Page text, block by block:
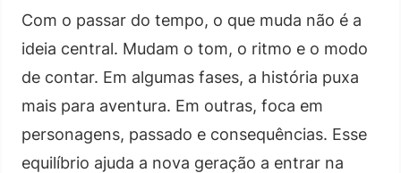
Com o passar do tempo, o que muda não é a
ideia central. Mudam o tom, o ritmo e o modo
de contar. Em algumas fases, a história puxa
mais para aventura. Em outras, foca em
personagens, passado e consequências. Esse
equilíbrio ajuda a nova geração a entrar na